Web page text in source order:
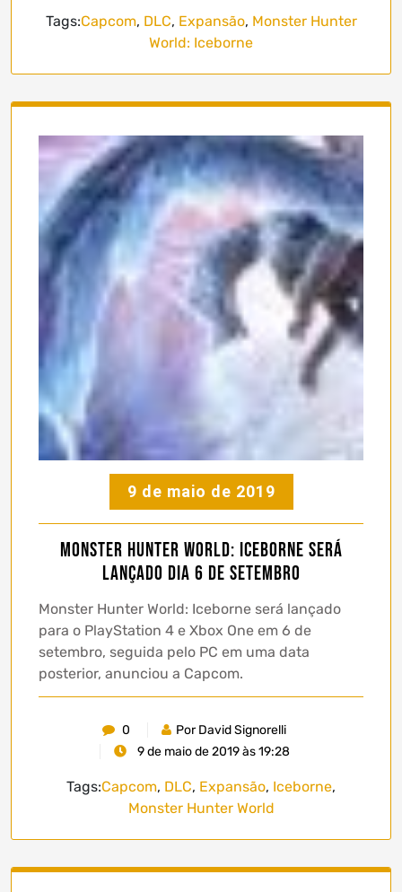
Tags:Capcom, DLC, Expansão, Monster Hunter
World: Iceborne
9 de maio de 2019
Monster Hunter World: Iceborne será
lançado dia 6 de Setembro
Monster Hunter World: Iceborne será lançado
para o PlayStation 4 e Xbox One em 6 de
setembro, seguida pelo PC em uma data
posterior, anunciou a Capcom.
0
Por David Signorelli
9 de maio de 2019 às 19:28
Tags:Capcom, DLC, Expansão, Iceborne,
Monster Hunter World